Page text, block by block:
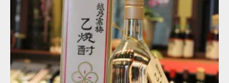
越乃寒梅
詳しく 買い物に進む